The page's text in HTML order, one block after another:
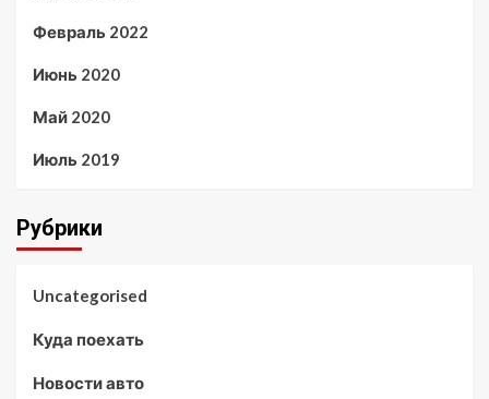
Февраль 2022
Июнь 2020
Май 2020
Июль 2019
Рубрики
Uncategorised
Куда поехать
Новости авто